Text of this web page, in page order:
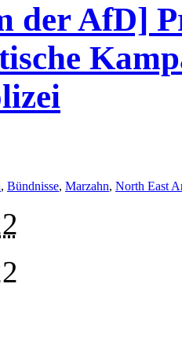
der AfD]
, Bündnisse, Marzahn, North East